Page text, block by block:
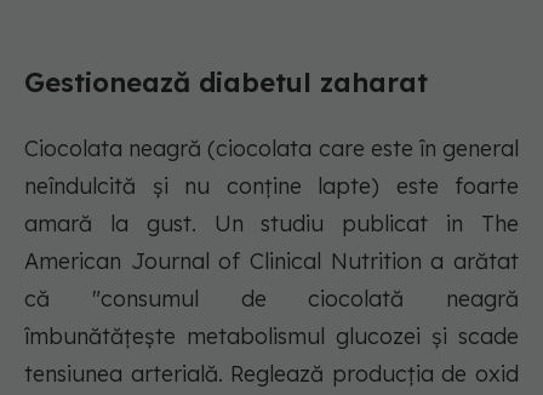
Gestionează diabetul zaharat
Ciocolata neagră (ciocolata care este în general
neîndulcită și nu conține lapte) este foarte
amară la gust. Un studiu publicat in The
American Journal of Clinical Nutrition a arătat
că "consumul de ciocolată neagră
îmbunătățește metabolismul glucozei și scade
tensiunea arterială. Reglează producția de oxid